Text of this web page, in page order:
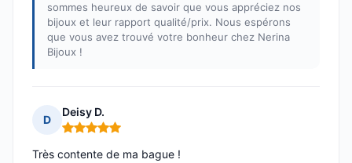
sommes heureux de savoir que vous appréciez nos
bijoux et leur rapport qualité/prix. Nous espérons
que vous avez trouvé votre bonheur chez Nerina
Bijoux !
D
Deisy D.
Note : 5 sur 5
Très contente de ma bague !